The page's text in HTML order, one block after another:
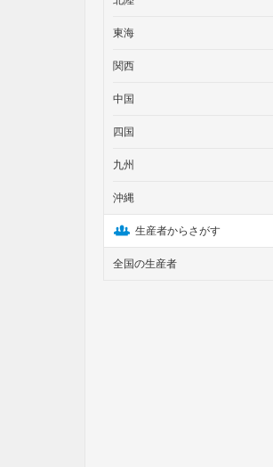
東海
関西
中国
四国
九州
沖縄
生産者からさがす
全国の生産者